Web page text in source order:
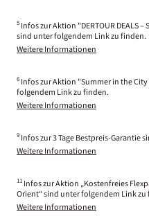
5 Infos zur Aktion "DERTOUR DEALS
sind unter folgendem Link zu finden.
Weitere Informationen
6 Infos zur Aktion "Summer in the
folgendem Link zu finden.
Weitere Informationen
9 Infos zur 3 Tage Bestpreis-
Weitere Informationen
11 Infos zur Aktion „Kostenfreies
Orient“ sind unter folgendem Link
Weitere Informationen